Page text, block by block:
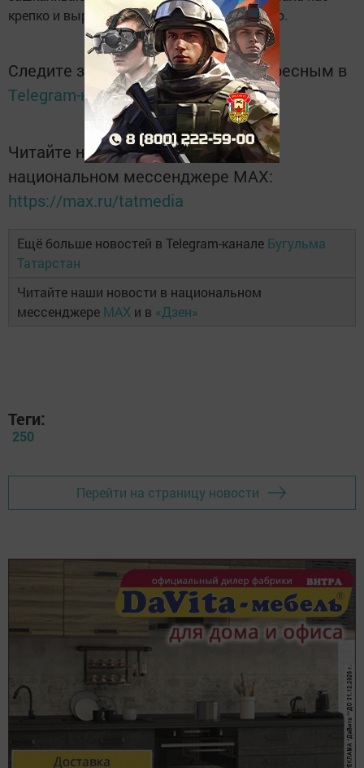
крепко и вырваться из нее совсем не просто.
Следите за самым важным и интересным в
Telegram-каналеТатмедиа
Читайте новости Татарстана в
национальном мессенджере MАХ:
https://max.ru/tatmedia
Ещё больше новостей в Telegram-канале Бугульма
Татарстан
Читайте наши новости в национальном
мессенджере MAX и в «Дзен»
Теги:
250
Перейти на страницу новости